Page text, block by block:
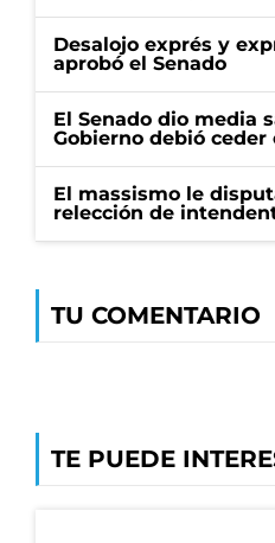
Desalojo exprés y
aprobó el Senado
El Senado dio media
Gobierno debió
El massismo le
relección de
TU COMENTARIO
TE PUEDE